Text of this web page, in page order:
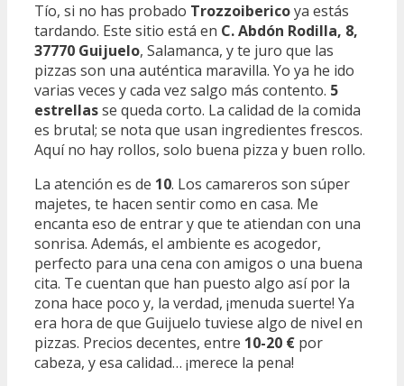
Tío, si no has probado Trozzoibericoya estás
tardando. Este sitio está en C. Abdón Rodilla, 8,
37770 Guijuelo, Salamanca, y te juro que las
pizzas son una auténtica maravilla. Yo ya he ido
varias veces y cada vez salgo más contento. 5
estrellasse queda corto. La calidad de la comida
es brutal; se nota que usan ingredientes frescos.
Aquí no hay rollos, solo buena pizza y buen rollo.
La atención es de 10. Los camareros son súper
majetes, te hacen sentir como en casa. Me
encanta eso de entrar y que te atiendan con una
sonrisa. Además, el ambiente es acogedor,
perfecto para una cena con amigos o una buena
cita. Te cuentan que han puesto algo así por la
zona hace poco y, la verdad, ¡menuda suerte! Ya
era hora de que Guijuelo tuviese algo de nivel en
pizzas. Precios decentes, entre 10-20 € por
cabeza, y esa calidad… ¡merece la pena!